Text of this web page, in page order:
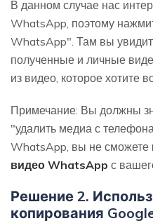
В данном случае нас
WhatsApp, поэтому
WhatsApp". Там вы
полученные и личные
из видео, которое хотите
Примечание: Вы должны
"удалить медиа с
WhatsApp, вы не сможете
видео WhatsApp с
Решение 2.
копирования